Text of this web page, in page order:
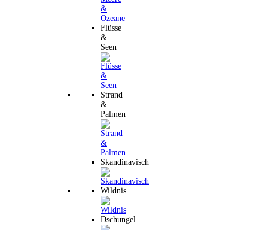
Flüsse
&
Seen
Strand
&
Palmen
Skandinavisch
Wildnis
Dschungel